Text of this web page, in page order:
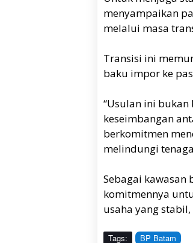
menyampaikan
melalui masa
Transisi ini
baku impor ke
“Usulan ini
keseimbangan
berkomitmen
melindungi
Sebagai kawasan
komitmennya
usaha yang
Tags: BP Batam